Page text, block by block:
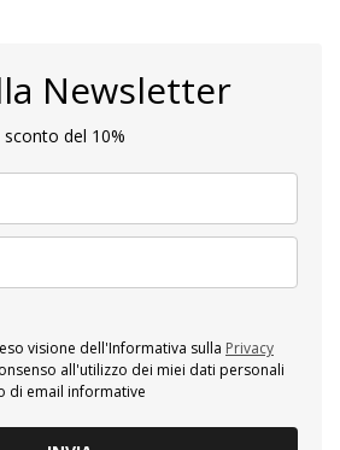
Newsletter
del 10%
visione dell'Informativa sulla Privacy
all'utilizzo dei miei dati personali
di email informative